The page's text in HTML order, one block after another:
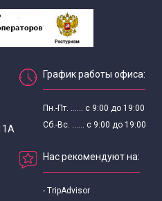
для школьников
местам по Москве
Москве с метро Динамо
График работы офиса:
Пн.-Пт. ...... с 9:00 до 19:00
Сб.-Вс. ...... с 9:00 до 19:00
Нас рекомендуют на:
- TripAdvisor